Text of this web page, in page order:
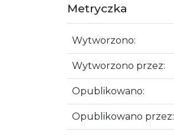
Metryczka
Wytworzono:
Wytworzono przez:
Opublikowano:
Opublikowano przez: